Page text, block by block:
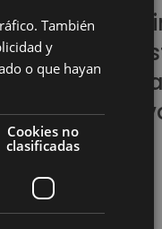
el
de todos.
de la
Emma´s
También
y
o que hayan
Cookies no
clasificadas